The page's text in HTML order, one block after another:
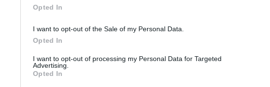
Opted In
I want to opt-out of the Sale of my Personal Data.
Opted In
I want to opt-out of processing my Personal Data for Targeted
Advertising.
Opted In